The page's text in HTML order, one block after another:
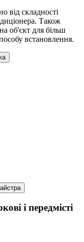
від складності
Також
об'єкт для більш
встановлення.
і передмісті